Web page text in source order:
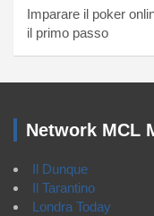
Imparare il poker
il primo passo
Network MCL
Il Dunque
Il Tarantino
Londra Today